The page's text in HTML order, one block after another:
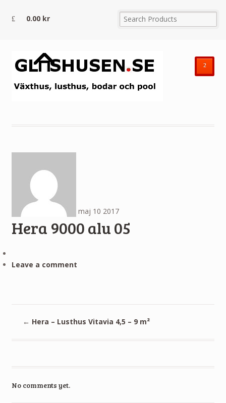
0.00 kr
²
maj 10 2017
Hera 9000 alu 05
Leave a comment
← Hera – Lusthus Vitavia 4,5 – 9 m²
No comments yet.